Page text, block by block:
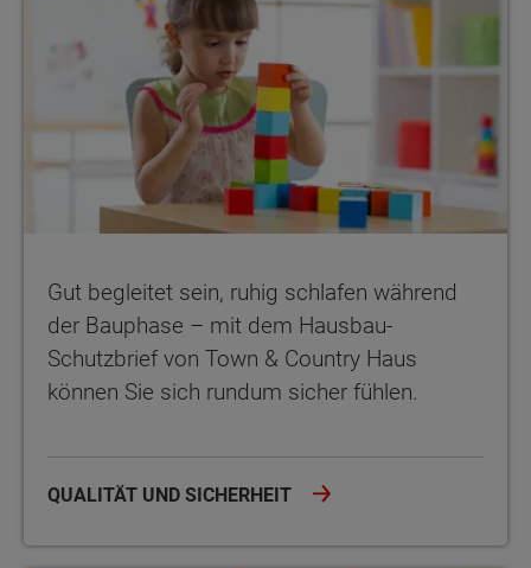
Gut begleitet sein, ruhig schlafen während
der Bauphase – mit dem Hausbau-
Schutzbrief von Town & Country Haus
können Sie sich rundum sicher fühlen.
QUALITÄT UND SICHERHEIT